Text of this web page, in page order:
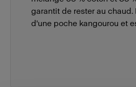
garantit de rester au
d'une poche kangourou et